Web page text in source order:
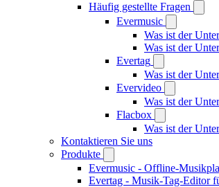
Häufig gestellte Fragen
Evermusic
Was ist der
Was ist der
Evertag
Was ist der
Evervideo
Was ist der
Flacbox
Was ist der
Kontaktieren Sie uns
Produkte
Evermusic - Offline-
Evertag - Musik-Tag-Editor